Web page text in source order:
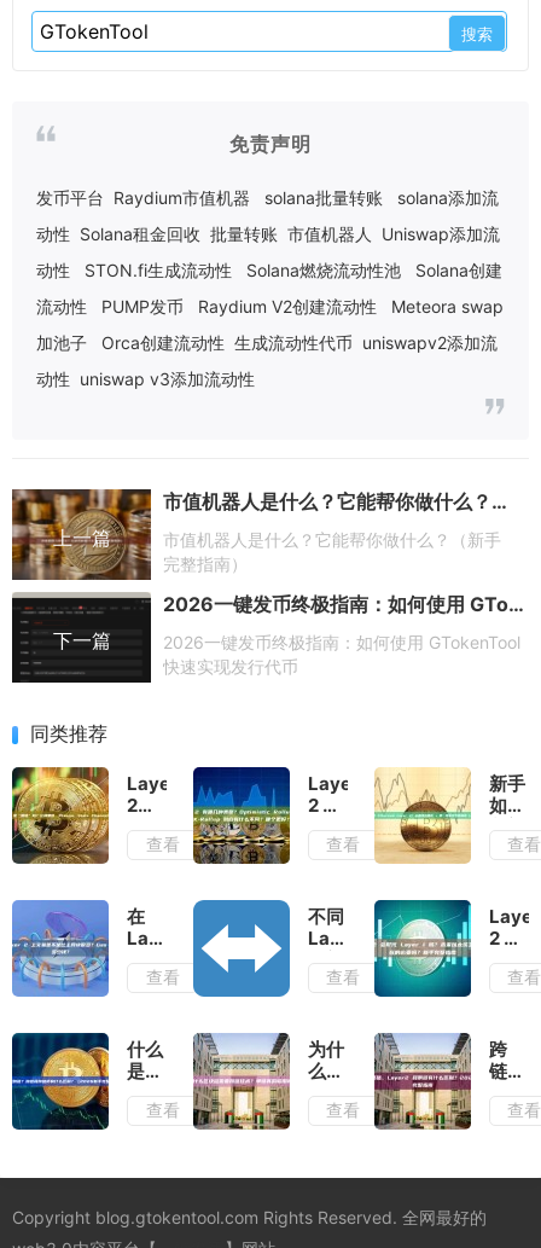
免责声明
发币平台 Raydium市值机器 solana批量转账
solana添加流
动性 Solana租金回收 批量转账 市值机器人
Uniswap添加流
动性
STON.fi生成流动性 Solana燃烧流动性池
Solana创建
流动性
PUMP发币 Raydium V2创建流动性
Meteora swap
加池子
Orca创建流动性 生成流动性代币 uniswapv2添加流
动性 uniswap v3添加流动性
上一篇
市值机器人是什么？它能帮你做什么？（新手完整指南）
市值机器人是什么？它能帮你做什么？（新手
完整指南）
下一篇
2026一键发币终极指南：如何使用 GTokenTool 快速实现发行代币
2026一键发币终极指南：如何使用 GTokenTool
快速实现发行代币
同类推荐
Layer
2
是“侧
链”吗？
链、
Plasma、
Channel
有啥
别？
查看
Layer
2 有
哪几
种类
Rollup
和
ZK-
Rollup
到底
么不
同？
哪个
好？
查看
新手
如何
入门
必备
钱包
+ 第
一步
完整
指南
（
新）
查看
在
Layer
2 上
交易
主网
快很
Gas
费大
少
查看
不同
Layer
2 之
间转
Arbitrum
Optimism
如何
操
需要
桥
查看
Layer
2 会
取代
Layer
未来
以太
网还
有存
必要
查看
什么
是跨
链？
跨链
有什
别？
查看
为什
么区
块链
需要
术？
真的
查看
跨
链、
多
链、
链有
查看
Copyright blog.gtokentool.com Rights Reserved. 全网最好的